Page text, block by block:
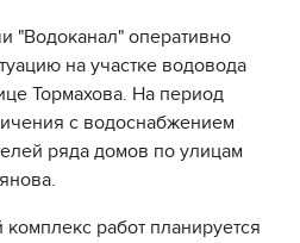
"Водоканал" оперативно
на участке водовода
Тормахова. На период
с водоснабжением
ряда домов по улицам
работ планируется